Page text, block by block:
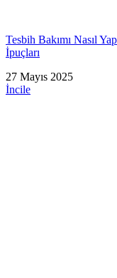
Tesbih Bakımı Nasıl
İpuçları
27 Mayıs 2025
İncile